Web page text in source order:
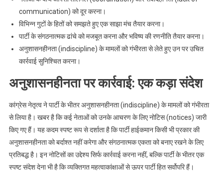
communication) को दूर करना।
विभिन्न गुटों के हितों को समझते हुए एक साझा मंच तैयार करना।
पार्टी के संगठनात्मक ढांचे को मजबूत करना और भविष्य की रणनीति तैयार करना।
अनुशासनहीनता (indiscipline) के मामलों को गंभीरता से लेते हुए उन पर उचित
कार्रवाई सुनिश्चित करना।
अनुशासनहीनता पर कार्रवाई: एक कड़ा संदेश
कांग्रेस नेतृत्व ने पार्टी के भीतर अनुशासनहीनता (indiscipline) के मामलों को गंभीरता
से लिया है। खबर है कि कई नेताओं को उनके आचरण के लिए नोटिस (notices) जारी
किए गए हैं। यह कदम स्पष्ट रूप से दर्शाता है कि पार्टी हाईकमान किसी भी प्रकार की
अनुशासनहीनता को बर्दाश्त नहीं करेगा और संगठनात्मक एकता को बनाए रखने के लिए
प्रतिबद्ध है। इन नोटिसों का उद्देश्य सिर्फ कार्रवाई करना नहीं, बल्कि पार्टी के भीतर एक
स्पष्ट संदेश देना भी है कि व्यक्तिगत महत्वाकांक्षाओं से ऊपर पार्टी हित सर्वोपरि हैं।